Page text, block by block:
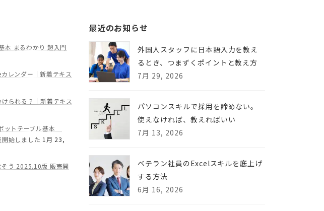
本 まるわかり 超入門
レンダー｜新着テキス
られる？｜新着テキス
ットテーブル基本
始しました 1月 23,
そう 2025.10版 販売開
最近のお知らせ
外国人スタッフに日本語入力を教え
るとき、つまずくポイントと教え方
7月 29, 2026
パソコンスキルで採用を諦めない。
使えなければ、教えればいい
7月 13, 2026
ベテラン社員のExcelスキルを底上げ
する方法
6月 16, 2026